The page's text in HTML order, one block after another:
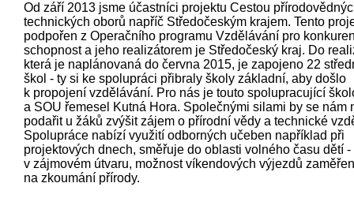
Od září 2013 jsme účastníci projektu Cestou
technických oborů napříč Středočeským krajem. Tento
podpořen z Operačního programu Vzdělávání pro
schopnost a jeho realizátorem je Středočeský kraj. Do
která je naplánovaná do června 2015, je zapojeno 22
škol - ty si ke spolupráci přibraly školy základní, aby došlo
k propojení vzdělávání. Pro nás je touto spolupracující
a SOU řemesel Kutná Hora. Společnými silami by se nám
podařit u žáků zvýšit zájem o přírodní vědy a technické
Spolupráce nabízí využití odborných učeben například při
projektových dnech, směřuje do oblasti volného času dětí -
v zájmovém útvaru, možnost víkendových výjezdů
na zkoumání přírody.